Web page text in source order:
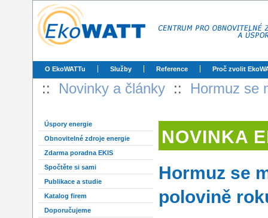
O EkoWATTu Služby Reference Proč zvolit
:: Novinky a články :: Hormuz se
Úspory energie
Obnovitelné zdroje energie
Zdarma poradna EKIS
Spočtěte si sami
Publikace a studie
Katalog firem
Doporučujeme
NOVINKA
Hormuz se
polovině